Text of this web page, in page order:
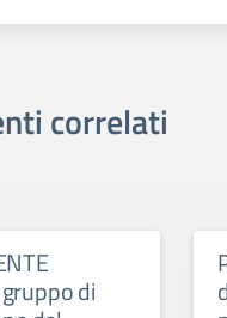
correlati
di